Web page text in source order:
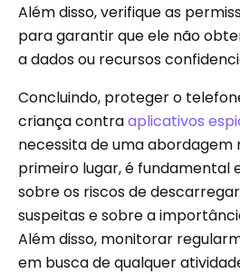
Além disso, verifique as
para garantir que ele não
a dados ou recursos
Concluindo, proteger o
criança contraaplicativos
necessita de uma abordagem
primeiro lugar, é fundamental
sobre os riscos de
suspeitas e sobre a
Além disso, monitorar
em busca de qualquer